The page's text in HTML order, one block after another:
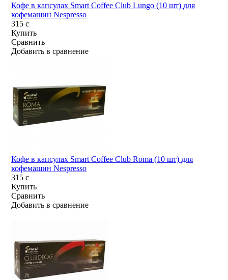
Кофе в капсулах Smart Coffee Club Lungo (10 шт) для
кофемашин Nespresso
315c
Купить
Сравнить
Добавить в сравнение
Кофе в капсулах Smart Coffee Club Roma (10 шт) для
кофемашин Nespresso
315c
Купить
Сравнить
Добавить в сравнение